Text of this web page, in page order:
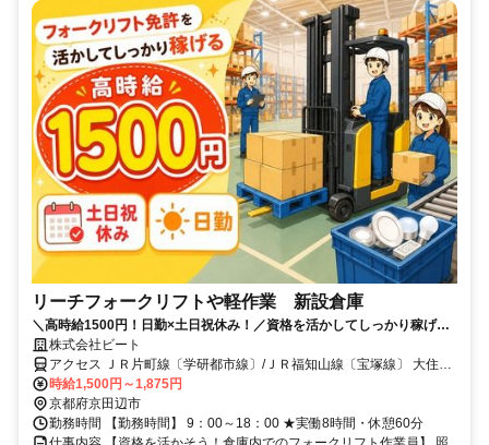
リーチフォークリフトや軽作業 新設倉庫
＼高時給1500円！日勤×土日祝休み！／資格を活かしてしっかり稼げ
る！空調完備のキレイな物流倉庫♪
株式会社ビート
アクセス ＪＲ片町線〔学研都市線〕/ＪＲ福知山線〔宝塚線〕 大住東
口徒歩約25分 松井山手駅から無料直通バスあり(約15分)／公共交通
機関・自転車OK（駐輪場あり)
時給1,500円～1,875円
京都府京田辺市
勤務時間 【勤務時間】 9：00～18：00 ★実働8時間・休憩60分